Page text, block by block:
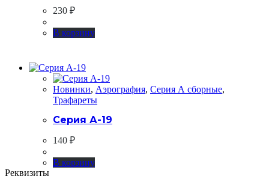
230 ₽
В корзину
Новинки, Аэрография, Серия А сборные,
Трафареты
Серия А-19
140 ₽
В корзину
Реквизиты